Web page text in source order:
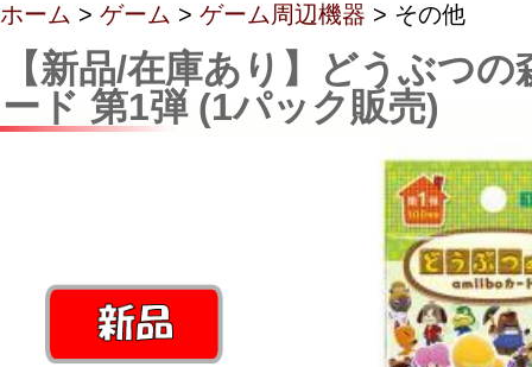
ホーム > ゲーム > ゲーム周辺機器 > その他
【新品/在庫あり】どうぶつ
ード 第1弾 (1パック販売)